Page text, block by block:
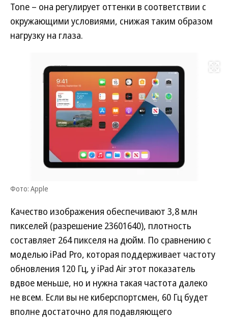
Tone – она регулирует оттенки в соответствии с
окружающими условиями, снижая таким образом
нагрузку на глаза.
Фото: Apple
Качество изображения обеспечивают 3,8 млн
пикселей (разрешение 23601640), плотность
составляет 264 пикселя на дюйм. По сравнению с
моделью iPad Pro, которая поддерживает частоту
обновления 120 Гц, у iPad Air этот показатель
вдвое меньше, но и нужна такая частота далеко
не всем. Если вы не киберспортсмен, 60 Гц будет
вполне достаточно для подавляющего